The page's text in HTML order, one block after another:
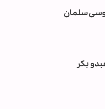
سلمان
بکر